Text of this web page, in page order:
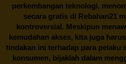
perkembangan teknologi,
secara gratis di Rebahan21
kontroversial. Meskipun
kemudahan akses, kita juga
tindakan ini terhadap para pelaku
konsumen, bijaklah dalam